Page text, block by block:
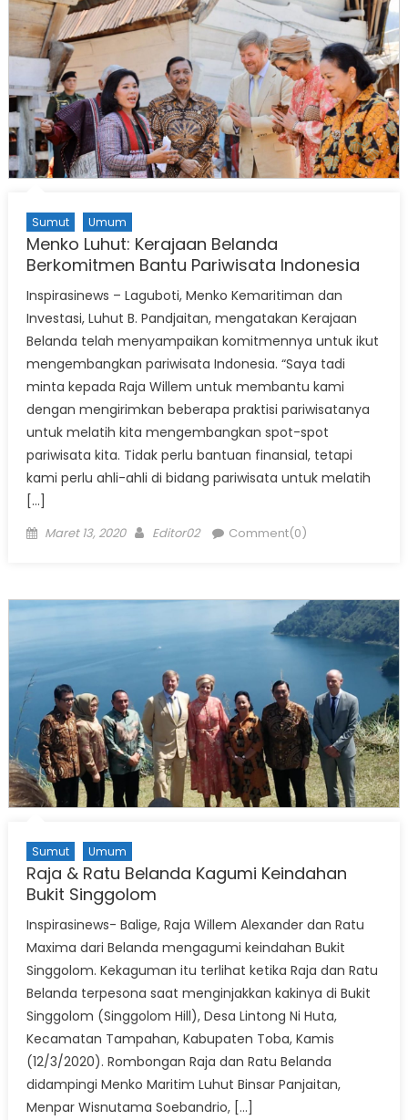
Sumut Umum
Menko Luhut: Kerajaan Belanda
Berkomitmen Bantu Pariwisata Indonesia
Inspirasinews – Laguboti, Menko Kemaritiman dan
Investasi, Luhut B. Pandjaitan, mengatakan Kerajaan
Belanda telah menyampaikan komitmennya untuk ikut
mengembangkan pariwisata Indonesia. “Saya tadi
minta kepada Raja Willem untuk membantu kami
dengan mengirimkan beberapa praktisi pariwisatanya
untuk melatih kita mengembangkan spot-spot
pariwisata kita. Tidak perlu bantuan finansial, tetapi
kami perlu ahli-ahli di bidang pariwisata untuk melatih
[…]
Posted
Maret 13, 2020 Author
Editor02 Comment(0)
Sumut Umum
Raja & Ratu Belanda Kagumi Keindahan
Bukit Singgolom
Inspirasinews- Balige, Raja Willem Alexander dan Ratu
Maxima dari Belanda mengagumi keindahan Bukit
Singgolom. Kekaguman itu terlihat ketika Raja dan Ratu
Belanda terpesona saat menginjakkan kakinya di Bukit
Singgolom (Singgolom Hill), Desa Lintong Ni Huta,
Kecamatan Tampahan, Kabupaten Toba, Kamis
(12/3/2020). Rombongan Raja dan Ratu Belanda
didampingi Menko Maritim Luhut Binsar Panjaitan,
Menpar Wisnutama Soebandrio, […]